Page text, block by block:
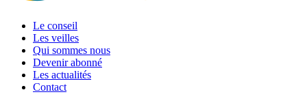
Le conseil
Les veilles
Qui sommes nous
Devenir abonné
Les actualités
Contact